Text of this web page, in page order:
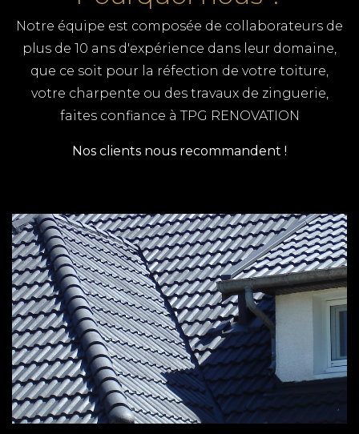
Notre équipe est composée de collaborateurs de
plus de 10 ans d'expérience dans leur domaine,
que ce soit pour la réfection de votre toiture,
votre charpente ou des travaux de zinguerie,
faites confiance à TPG RENOVATION
Nos clients nous recommandent !